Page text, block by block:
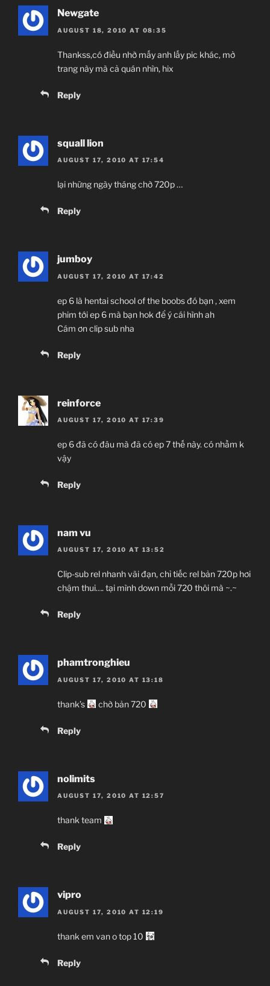
Newgate
AUGUST 18, 2010 AT 08:35
Thankss,có điều nhờ mấy anh lấy pic khác, mở
trang này mà cả quán nhìn, hix
Reply
squall lion
AUGUST 17, 2010 AT 17:54
lại những ngày tháng chờ 720p …
Reply
jumboy
AUGUST 17, 2010 AT 17:42
ep 6 là hentai school of the boobs đó bạn , xem
phim tới ep 6 mà bạn hok để ý cái hình ah
Cám ơn clip sub nha
Reply
reinforce
AUGUST 17, 2010 AT 17:39
ep 6 đã có đâu mà đã có ep 7 thế này. có nhầm k
vậy
Reply
nam vu
AUGUST 17, 2010 AT 13:52
Clip-sub rel nhanh vãi đạn, chỉ tiếc rel bản 720p hơi
chậm thui…. tại mình down mỗi 720 thôi mà ~.~
Reply
phamtronghieu
AUGUST 17, 2010 AT 13:18
thank’s chờ bản 720
Reply
nolimits
AUGUST 17, 2010 AT 12:57
thank team
Reply
vipro
AUGUST 17, 2010 AT 12:19
thank em van o top 10
Reply